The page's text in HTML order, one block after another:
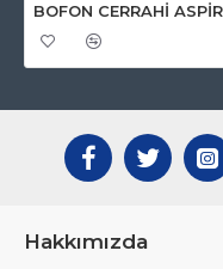
Hakkımızda